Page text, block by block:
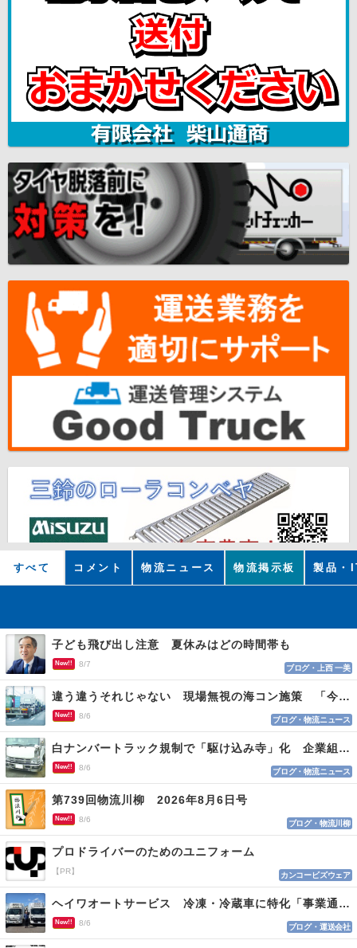
すべて コメント 物流ニュース 物流掲示板 製品・
子ども飛び出し注意 夏休みはどの時間帯も
New!! 8/7 ブログ・上西 一美
違う違うそれじゃない 現場無視の海コン施策 「今でも平均２～３時間は待つ」
New!! 8/6 ブログ・物流ニュース
白ナンバートラック規制で「駆け込み寺」化 企業組合が入会基準を見直しへ
New!! 8/6 ブログ・物流ニュース
第739回物流川柳 2026年8月6日号
New!! 8/6 ブログ・物流川柳
プロドライバーのためのユニフォーム
【PR】 カンコービズウェア
ヘイワオートサービス 冷凍・冷蔵車に特化「事業通じ貢献目指す」
New!! 8/6 ブログ・運送会社